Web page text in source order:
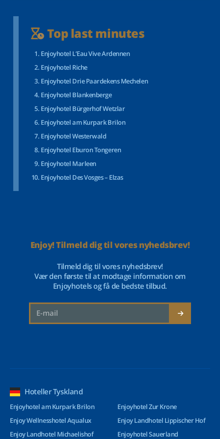
Top last minutes
Enjoyhotel L’Eau Vive Ardennen
Enjoyhotel Riche
Enjoyhotel Drie Paardekens Mechelen
Enjoyhotel Blankenberge
Enjoyhotel Bürgerhof Wetzlar
Enjoyhotel am Kurpark Brilon
Enjoyhotel Westerwald
Enjoyhotel Eburon Tongeren
Enjoyhotel Marleen
Enjoyhotel Des Vosges – Elzas
Enjoy! Tilmeld dig til vores nyhedsbrev!
Tilmeld dig til vores nyhedsbrev!
Vær den første til at modtage information om
Enjoyhotels og få de bedste tilbud.
Hoteller Tyskland
Enjoyhotel am Kurpark Brilon
Enjoy Wellnesshotel Aqualux
Enjoy Landhotel Michaelishof
Enjoyhotel Zur Krone
Enjoy Landhotel Lippischer Hof
Enjoyhotel Sauerland